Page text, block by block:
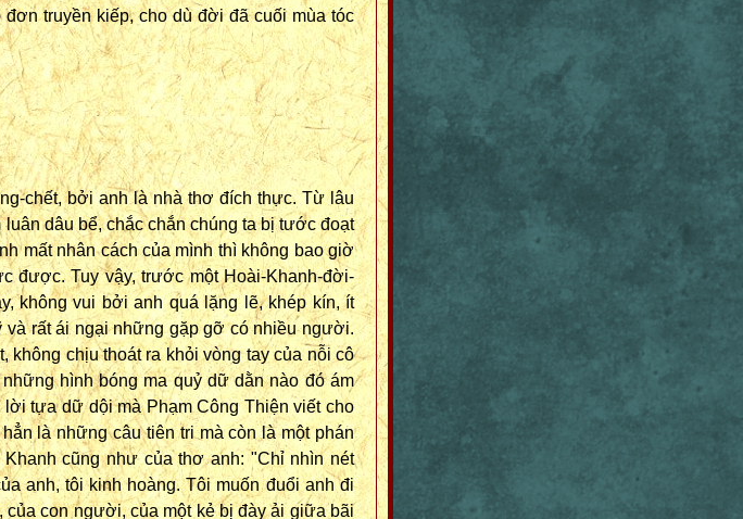
truyền kiếp, cho dù đời đã cuối mùa tóc
chết, bởi anh là nhà thơ đích thực. Từ lâu
dâu bể, chắc chắn chúng ta bị tước đoạt
mất nhân cách của mình thì không bao giờ
được. Tuy vậy, trước một Hoài-Khanh-đời-
không vui bởi anh quá lặng lẽ, khép kín, ít
rất ái ngại những gặp gỡ có nhiều người.
không chịu thoát ra khỏi vòng tay của nỗi cô
hình bóng ma quỷ dữ dằn nào đó ám
tựa dữ dội mà Phạm Công Thiện viết cho
là những câu tiên tri mà còn là một phán
cũng như của thơ anh: "Chỉ nhìn nét
anh, tôi kinh hoàng. Tôi muốn đuổi anh đi
con người, của một kẻ bị đày ải giữa bãi